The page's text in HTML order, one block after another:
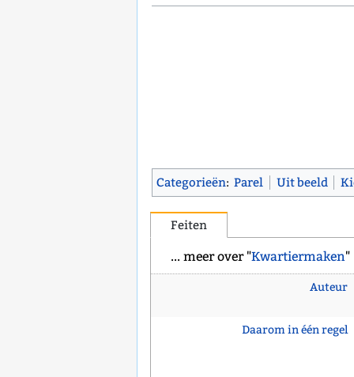
Categorieën: Parel Uit beeld
Feiten
... meer over "Kwartiermaken"
Auteur
Daarom in één regel